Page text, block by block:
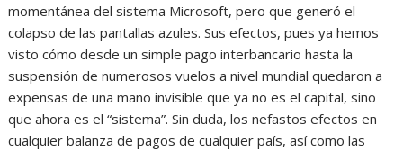
momentánea del sistema Microsoft, pero que generó el
colapso de las pantallas azules. Sus efectos, pues ya hemos
visto cómo desde un simple pago interbancario hasta la
suspensión de numerosos vuelos a nivel mundial quedaron a
expensas de una mano invisible que ya no es el capital, sino
que ahora es el “sistema”. Sin duda, los nefastos efectos en
cualquier balanza de pagos de cualquier país, así como las